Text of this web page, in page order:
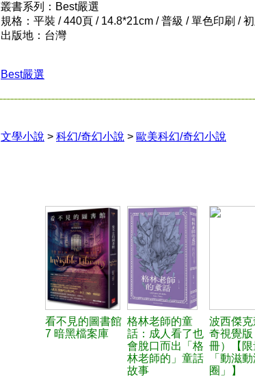
叢書系列：Best嚴選
規格：平裝 / 440頁 / 14.8*21cm / 普級 / 單色印刷 /
出版地：台灣
Best嚴選
文學小說 > 科幻/奇幻小說 > 歐美科幻/奇幻小說
看不見的圖書館
7 暗黑檔案庫
格林老師的童
話：成人看了也
會脫口而出「格
林老師的」童話
故事
波西傑
奇視覺
冊）【
「動滋
圈」】